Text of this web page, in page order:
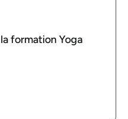
formation Yoga